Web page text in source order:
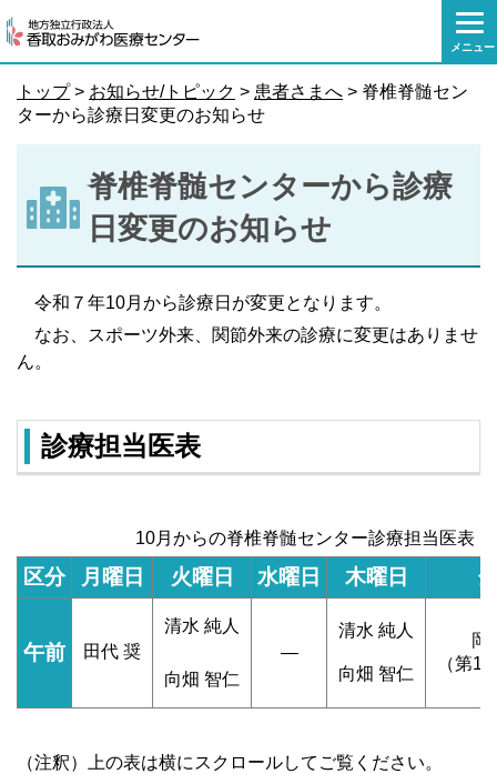
メニュー
文
動
トップ> お知らせ/トピック > 患者さまへ > 脊椎脊髄セン
ターから診療日変更のお知らせ
脊椎脊髄センターから診療
日変更のお知らせ
令和７年10月から診療日が変更となります。
なお、スポーツ外来、関節外来の診療に変更はありませ
ん。
診療担当医表
10月からの脊椎脊髄センター診療担当医表
区分 月曜日 火曜日 水曜日 木曜日
午前 田代 奨
清水 純人
向畑 智仁
―
清水 純人
向畑 智仁
岡
（第1
（注釈）上の表は横にスクロールしてご覧ください。